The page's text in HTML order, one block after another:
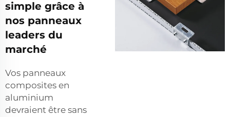
simple grâce à
nos panneaux
leaders du
marché
Vos panneaux
composites en
aluminium
devraient être sans